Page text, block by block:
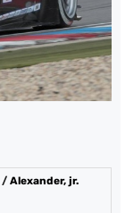
/ Alexander, jr.